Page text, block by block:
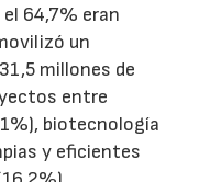
64,7% eran
un
millones de
entre
biotecnología
y eficientes